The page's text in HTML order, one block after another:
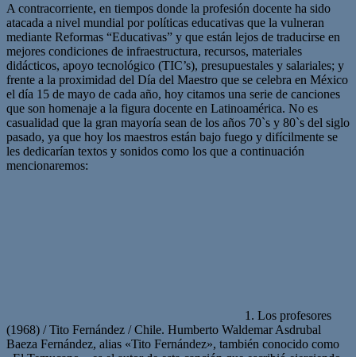
A contracorriente, en tiempos donde la profesión docente ha sido
atacada a nivel mundial por políticas educativas que la vulneran
mediante Reformas “Educativas” y que están lejos de traducirse en
mejores condiciones de infraestructura, recursos, materiales
didácticos, apoyo tecnológico (TIC’s), presupuestales y salariales; y
frente a la proximidad del Día del Maestro que se celebra en México
el día 15 de mayo de cada año, hoy citamos una serie de canciones
que son homenaje a la figura docente en Latinoamérica. No es
casualidad que la gran mayoría sean de los años 70`s y 80`s del siglo
pasado, ya que hoy los maestros están bajo fuego y difícilmente se
les dedicarían textos y sonidos como los que a continuación
mencionaremos:
1. Los profesores
(1968) / Tito Fernández / Chile. Humberto Waldemar Asdrubal
Baeza Fernández, alias «Tito Fernández», también conocido como